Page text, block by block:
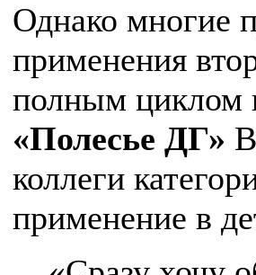
Однако многие
применения
полным циклом
«Полесье ДГ»
коллеги
применение в